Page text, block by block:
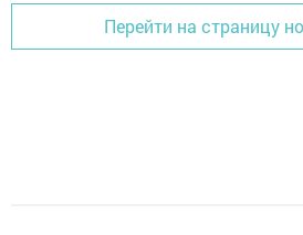
Перейти на страницу